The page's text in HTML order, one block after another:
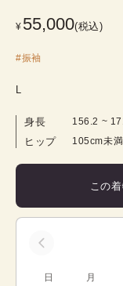
¥ 55,000(税込)
#振袖
L
身長 156.2 ~
ヒップ 105cm未満
この
日 月